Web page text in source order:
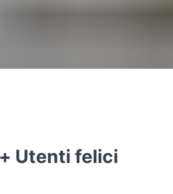
Utenti felici